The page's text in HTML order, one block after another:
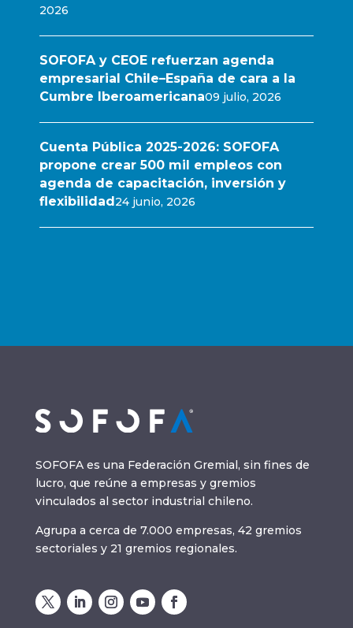
2026
SOFOFA y CEOE refuerzan agenda
empresarial Chile–España de cara a la
Cumbre Iberoamericana09 julio, 2026
Cuenta Pública 2025-2026: SOFOFA
propone crear 500 mil empleos con
agenda de capacitación, inversión y
flexibilidad24 junio, 2026
SOFOFA es una Federación Gremial, sin fines de
lucro, que reúne a empresas y gremios
vinculados al sector industrial chileno.
Agrupa a cerca de 7.000 empresas, 42 gremios
sectoriales y 21 gremios regionales.